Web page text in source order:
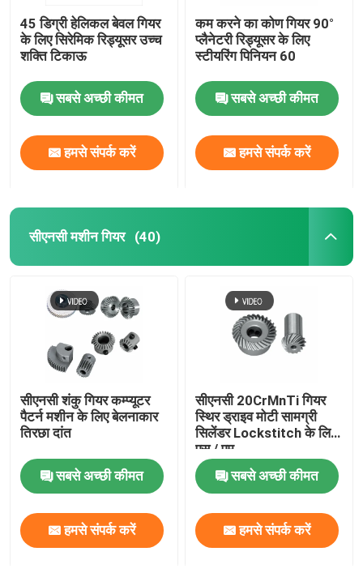
45 डिग्री हेलिकल बेवल गियर
के लिए सिरेमिक रिड्यूसर उच्च
शक्ति टिकाऊ
सबसे अच्छी कीमत
हमसे संपर्क करें
कम करने का कोण गियर 90°
प्लैनेटरी रिड्यूसर के लिए
स्टीयरिंग पिनियन 60
सबसे अच्छी कीमत
हमसे संपर्क करें
सीएनसी मशीन गियर (40)
सीएनसी शंकु गियर कम्प्यूटर
पैटर्न मशीन के लिए बेलनाकार
तिरछा दांत
सबसे अच्छी कीमत
हमसे संपर्क करें
सीएनसी 20CrMnTi गियर
स्थिर ड्राइव मोटी सामग्री
सिलेंडर Lockstitch के लिए
एस / एम
सबसे अच्छी कीमत
हमसे संपर्क करें